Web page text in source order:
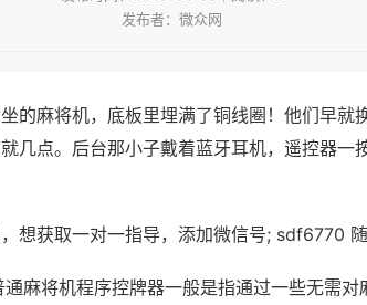
发布者：微众网
的麻将机，底板里埋满了铜线圈！他们早就
几点。后台那小子戴着蓝牙耳机，遥控器一
想获取一对一指导，添加微信号; sdf6770 随
麻将机程序控牌器一般是指通过一些无需